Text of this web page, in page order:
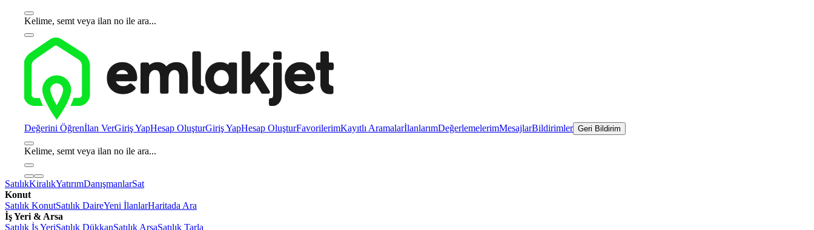
Kelime, semt veya ilan no ile ara...
Değerini Öğrenİlan VerGiriş YapHesap OluşturGiriş YapHesap OluşturFavorilerimKayıtlı AramalarİlanlarımDeğerlemelerimMesajlarBildirimler Geri Bildirim
Kelime, semt veya ilan no ile ara...
SatılıkKiralıkYatırımDanışmanlarSat
Konut
Satılık KonutSatılık DaireYeni İlanlarHaritada Ara
İş Yeri & Arsa
Satılık İş YeriSatılık DükkanSatılık ArsaSatılık Tarla